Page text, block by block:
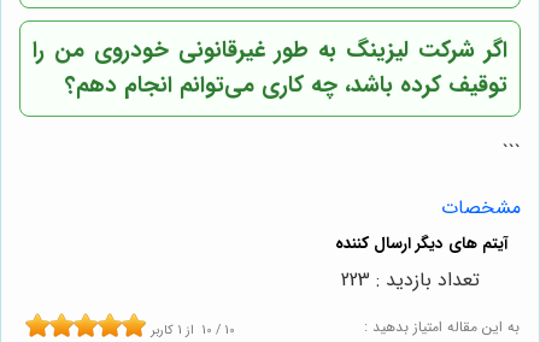
اگر شرکت لیزینگ به طور غیرقانونی خودروی من را
توقیف کرده باشد، چه کاری می‌توانم انجام دهم؟
```
مشخصات
به این مقاله امتیاز بدهید : 10 / 10 از 1 کاربر
تعداد بازدید : 223